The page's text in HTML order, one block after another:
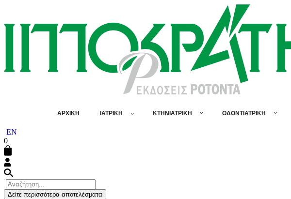
ΑΡΧΙΚΗ ΙΑΤΡΙΚΗ ΚΤΗΝΙΑΤΡΙΚΗ ΟΔΟΝΤΙΑΤΡΙΚΗ
EN
0
Δείτε περισσότερα αποτελέσματα